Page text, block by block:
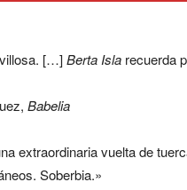
[…]Berta Isla recuerda
Babelia
extraordinaria vuelta de
Soberbia.»